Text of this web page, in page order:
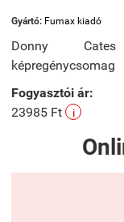
Gyártó: Fumax kiadó
Donny Cates
képregénycsomag
Fogyasztói ár:
23985 Ft
i